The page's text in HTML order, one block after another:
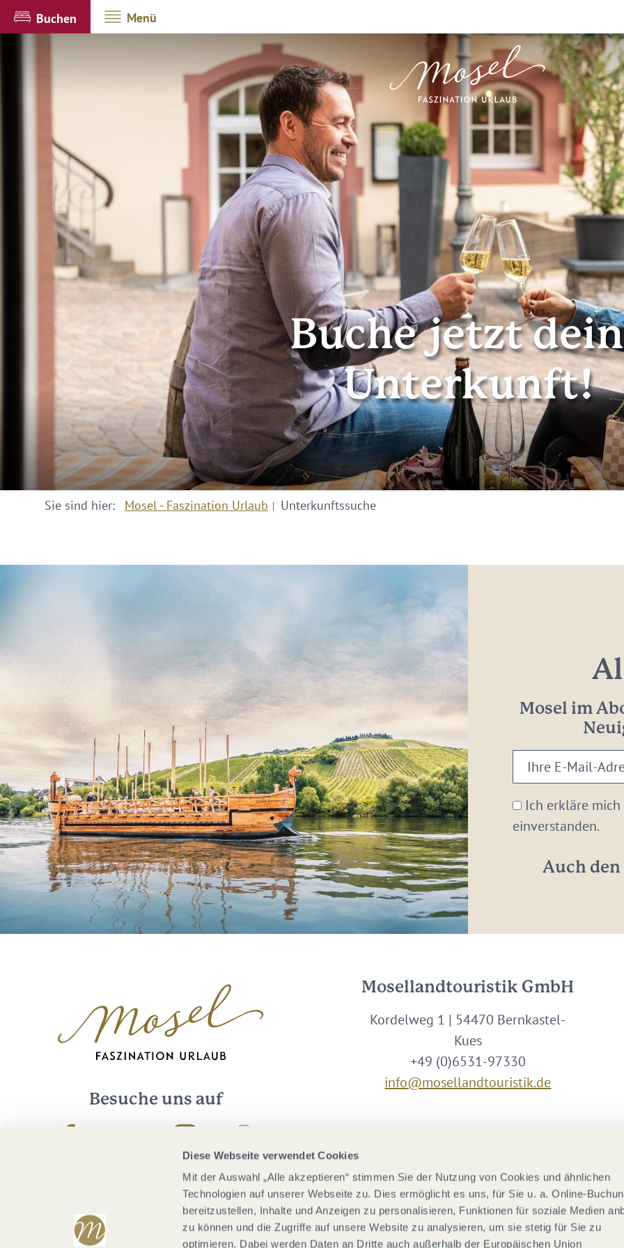
Diese Webseite verwendet Cookies
Mit der Auswahl „Alle akzeptieren“ stimmen Sie der Nutzung von Cookies und ähnlichen
Technologien auf unserer Webseite zu. Dies ermöglicht es uns, für Sie u. a. Online-
bereitzustellen, Inhalte und Anzeigen zu personalisieren, Funktionen für soziale Medien
zu können und die Zugriffe auf unsere Website zu analysieren, um sie stetig für Sie zu
optimieren. Dabei werden Daten an Dritte auch außerhalb der Europäischen Union
Buchen Menü
Buche jetzt
Unterkunft!
Sie sind hier: Mosel - Faszination Urlaub Unterkunftssuche
Mosel im
Ihre
E-
Mail-
Adresse:
Ich erkläre
einverstanden.
Auch den
Besuche uns auf
Mosellandtouristik GmbH
Kordelweg 1 | 54470 Bernkastel-
Kues
+49 (0)6531-97330
info@mosellandtouristik.de